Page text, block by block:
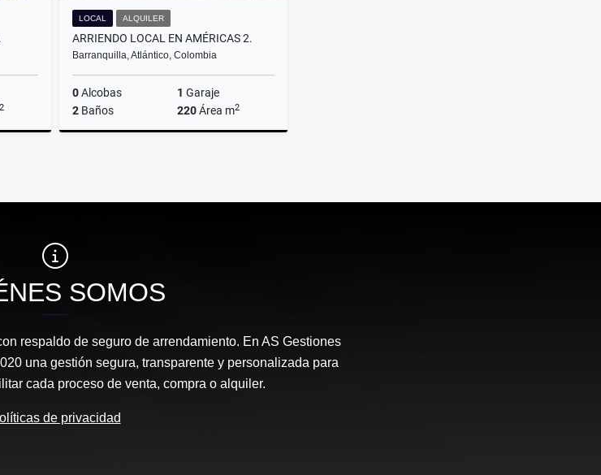
LOCAL ALQUILER
ARRIENDO LOCAL EN AMÉRICAS 2.
Barranquilla, Atlántico, Colombia
0Alcobas 1 Garaje
2 Baños 220Área m2
SOMOS
respaldo de seguro de arrendamiento. En AS Gestiones
una gestión segura, transparente y personalizada para
cada proceso de venta, compra o alquiler.
de privacidad